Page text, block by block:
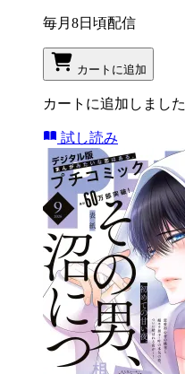
毎月8日頃配信
カートに追加
カートに追加しました
試し読み